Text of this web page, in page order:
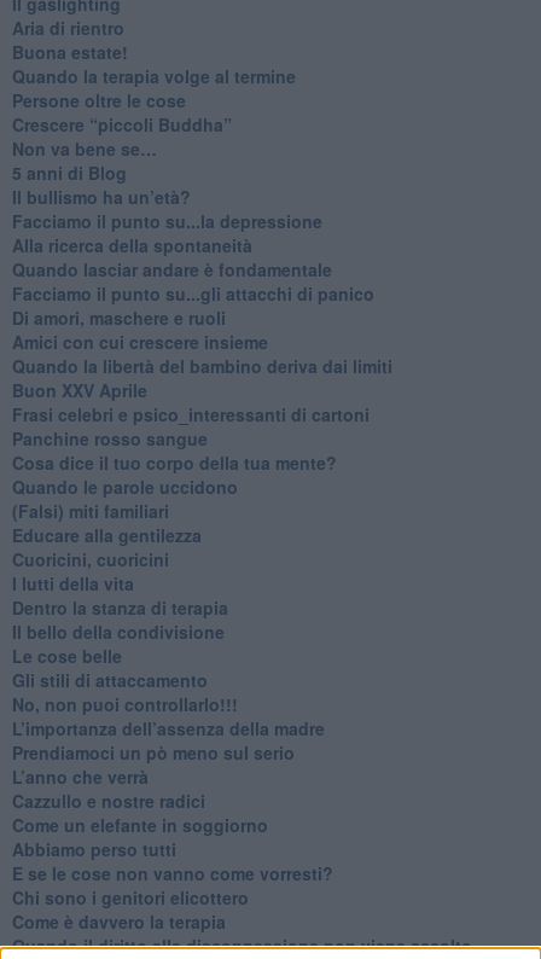
Aria di rientro
Buona estate!
​Quando la terapia volge al termine
​Persone oltre le cose
​Crescere “piccoli Buddha”
Non va bene se…
​5 anni di Blog
​Il bullismo ha un’età?
Facciamo il punto su...la depressione
​Alla ricerca della spontaneità
​Quando lasciar andare è fondamentale
Facciamo il punto su...gli attacchi di panico
Di amori, maschere e ruoli
​Amici con cui crescere insieme
​Quando la libertà del bambino deriva dai limiti
Buon XXV Aprile
​Frasi celebri e psico_interessanti di cartoni
​Panchine rosso sangue
​Cosa dice il tuo corpo della tua mente?
​Quando le parole uccidono
​(Falsi) miti familiari
​Educare alla gentilezza
​Cuoricini, cuoricini
I lutti della vita
​Dentro la stanza di terapia
​Il bello della condivisione
Le cose belle
​Gli stili di attaccamento
No, non puoi controllarlo!!!
​L’importanza dell’assenza della madre
​Prendiamoci un pò meno sul serio
​L’anno che verrà
​Cazzullo e nostre radici
​Come un elefante in soggiorno
​Abbiamo perso tutti
E se le cose non vanno come vorresti?
​Chi sono i genitori elicottero
Come è davvero la terapia
Quando il diritto alla disconnessione non viene accolto